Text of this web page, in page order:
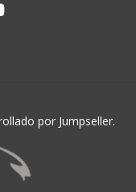
por Jumpseller.